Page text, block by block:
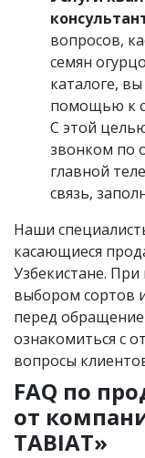
вопросов,
семян
каталоге,
помощью к
С этой
звонком по
главной
связь,
Наши
касающиеся
Узбекистане.
выбором сортов
перед
ознакомиться с
вопросы
FAQ по
от
TABIAT»